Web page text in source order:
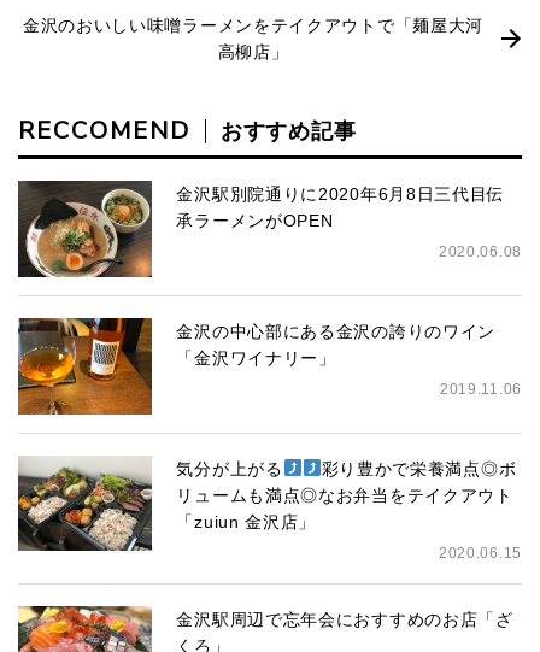
金沢のおいしい味噌ラーメンをテイクアウトで「麺屋大河
高柳店」
RECCOMEND おすすめ記事
金沢駅別院通りに2020年6月8日三代目伝
承ラーメンがOPEN
2020.06.08
金沢の中心部にある金沢の誇りのワイン
「金沢ワイナリー」
2019.11.06
気分が上がる
彩り豊かで栄養満点◎ボ
リュームも満点◎なお弁当をテイクアウト
「zuiun 金沢店」
2020.06.15
金沢駅周辺で忘年会におすすめのお店「ざ
くろ」